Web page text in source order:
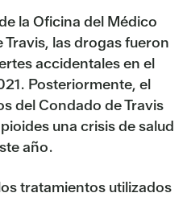
la Oficina del Médico
las drogas fueron
accidentales en el
Posteriormente, el
del Condado de Travis
una crisis de salud
año.
tratamientos utilizados